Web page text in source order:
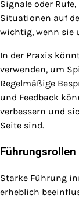
Signale oder
Situationen auf
wichtig, wenn sie
In der Praxis
verwenden, um
Regelmäßige
und Feedback
verbessern und
Seite sind.
Führungsrollen
Starke Führung
erheblich